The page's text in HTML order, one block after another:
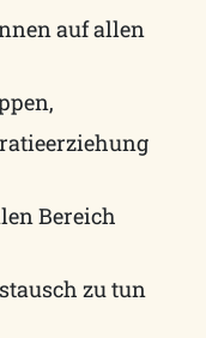
auf allen
Bereich
zu tun